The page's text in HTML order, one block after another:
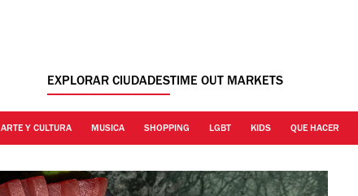
EXPLORAR CIUDADESTIME OUT MARKETS
ARTE Y CULTURA MUSICA SHOPPING LGBT KIDS QUE HACER